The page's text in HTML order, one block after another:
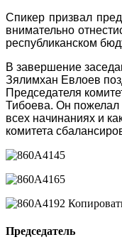
Спикер призвал
внимательно
республиканском
В завершение
Зялимхан Евлоев
Председателя
Тибоева. Он пожелал
всех начинаниях и
комитета
Председатель